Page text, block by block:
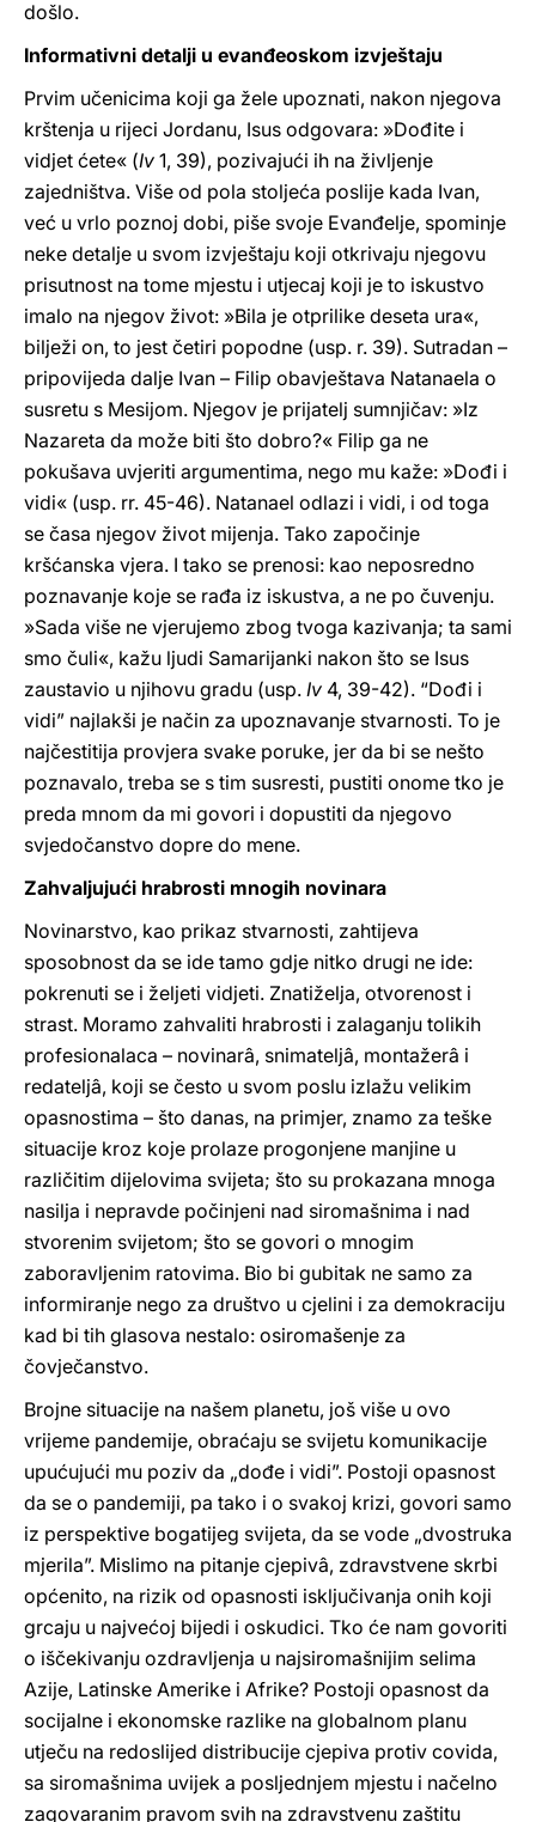
došlo.
Informativni detalji u evanđeoskom izvještaju
Prvim učenicima koji ga žele upoznati, nakon njegova
krštenja u rijeci Jordanu, Isus odgovara: »Dođite i
vidjet ćete« (Iv 1, 39), pozivajući ih na življenje
zajedništva. Više od pola stoljeća poslije kada Ivan,
već u vrlo poznoj dobi, piše svoje Evanđelje, spominje
neke detalje u svom izvještaju koji otkrivaju njegovu
prisutnost na tome mjestu i utjecaj koji je to iskustvo
imalo na njegov život: »Bila je otprilike deseta ura«,
bilježi on, to jest četiri popodne (usp. r. 39). Sutradan –
pripovijeda dalje Ivan – Filip obavještava Natanaela o
susretu s Mesijom. Njegov je prijatelj sumnjičav: »Iz
Nazareta da može biti što dobro?« Filip ga ne
pokušava uvjeriti argumentima, nego mu kaže: »Dođi i
vidi« (usp. rr. 45-46). Natanael odlazi i vidi, i od toga
se časa njegov život mijenja. Tako započinje
kršćanska vjera. I tako se prenosi: kao neposredno
poznavanje koje se rađa iz iskustva, a ne po čuvenju.
»Sada više ne vjerujemo zbog tvoga kazivanja; ta sami
smo čuli«, kažu ljudi Samarijanki nakon što se Isus
zaustavio u njihovu gradu (usp. Iv 4, 39-42). “Dođi i
vidi” najlakši je način za upoznavanje stvarnosti. To je
najčestitija provjera svake poruke, jer da bi se nešto
poznavalo, treba se s tim susresti, pustiti onome tko je
preda mnom da mi govori i dopustiti da njegovo
svjedočanstvo dopre do mene.
Zahvaljujući hrabrosti mnogih novinara
Novinarstvo, kao prikaz stvarnosti, zahtijeva
sposobnost da se ide tamo gdje nitko drugi ne ide:
pokrenuti se i željeti vidjeti. Znatiželja, otvorenost i
strast. Moramo zahvaliti hrabrosti i zalaganju tolikih
profesionalaca – novinarâ, snimateljâ, montažerâ i
redateljâ, koji se često u svom poslu izlažu velikim
opasnostima – što danas, na primjer, znamo za teške
situacije kroz koje prolaze progonjene manjine u
različitim dijelovima svijeta; što su prokazana mnoga
nasilja i nepravde počinjeni nad siromašnima i nad
stvorenim svijetom; što se govori o mnogim
zaboravljenim ratovima. Bio bi gubitak ne samo za
informiranje nego za društvo u cjelini i za demokraciju
kad bi tih glasova nestalo: osiromašenje za
čovječanstvo.
Brojne situacije na našem planetu, još više u ovo
vrijeme pandemije, obraćaju se svijetu komunikacije
upućujući mu poziv da „dođe i vidi”. Postoji opasnost
da se o pandemiji, pa tako i o svakoj krizi, govori samo
iz perspektive bogatijeg svijeta, da se vode „dvostruka
mjerila”. Mislimo na pitanje cjepivâ, zdravstvene skrbi
općenito, na rizik od opasnosti isključivanja onih koji
grcaju u najvećoj bijedi i oskudici. Tko će nam govoriti
o iščekivanju ozdravljenja u najsiromašnijim selima
Azije, Latinske Amerike i Afrike? Postoji opasnost da
socijalne i ekonomske razlike na globalnom planu
utječu na redoslijed distribucije cjepiva protiv covida,
sa siromašnima uvijek a posljednjem mjestu i načelno
zagovaranim pravom svih na zdravstvenu zaštitu